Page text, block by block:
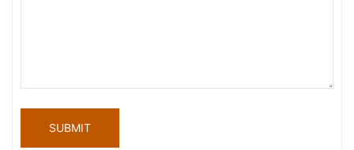
SUBMIT